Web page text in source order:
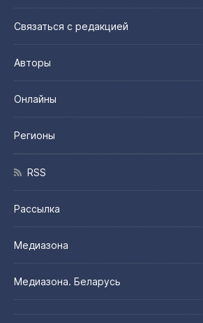
Связаться с редакцией
Авторы
Онлайны
Регионы
RSS
Рассылка
Медиазона
Медиазона. Беларусь